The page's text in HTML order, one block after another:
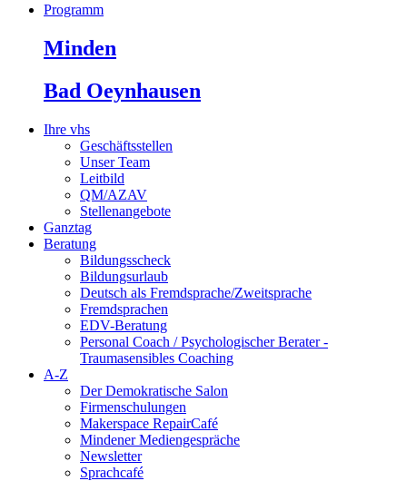
Programm
Minden
Bad Oeynhausen
Ihre vhs
Geschäftsstellen
Unser Team
Leitbild
QM/AZAV
Stellenangebote
Ganztag
Beratung
Bildungsscheck
Bildungsurlaub
Deutsch als Fremdsprache/Zweitsprache
Fremdsprachen
EDV-Beratung
Personal Coach / Psychologischer Berater -
Traumasensibles Coaching
A-Z
Der Demokratische Salon
Firmenschulungen
Makerspace RepairCafé
Mindener Mediengespräche
Newsletter
Sprachcafé